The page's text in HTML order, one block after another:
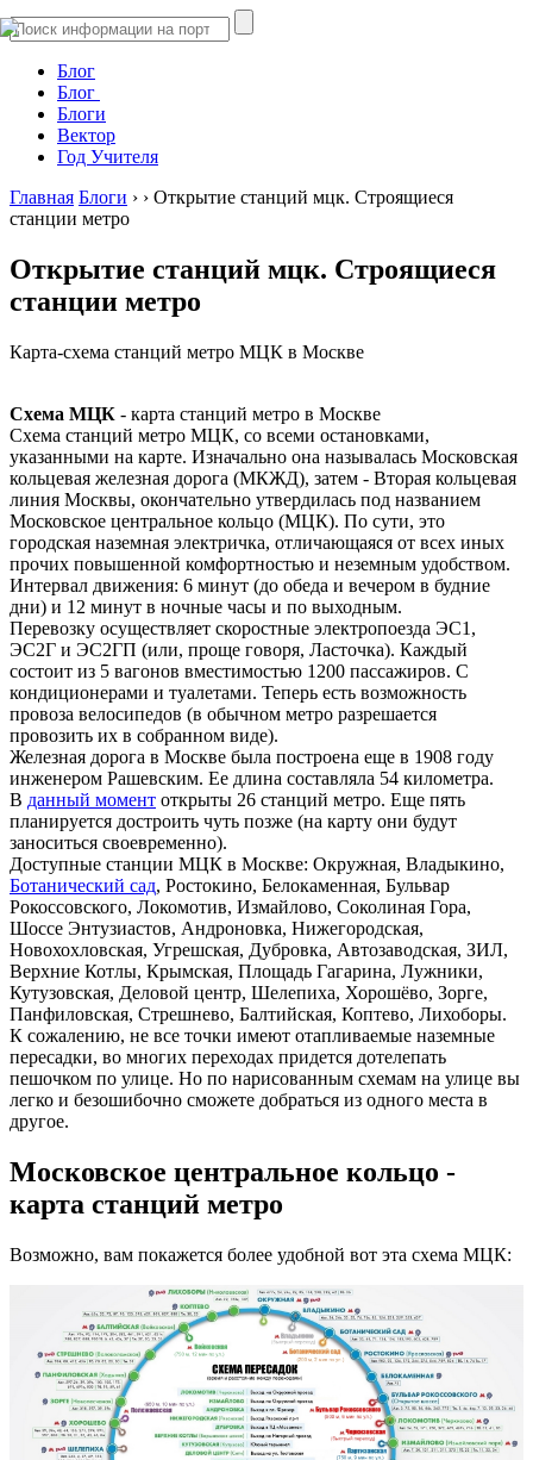
Блог
Блог
Блоги
Вектор
Год Учителя
Главная Блоги › › Открытие станций мцк. Строящиеся
станции метро
Открытие станций мцк. Строящиеся
станции метро
Карта-схема станций метро МЦК в Москве
Схема МЦК - карта станций метро в Москве
Схема станций метро МЦК, со всеми остановками,
указанными на карте. Изначально она называлась Московская
кольцевая железная дорога (МКЖД), затем - Вторая кольцевая
линия Москвы, окончательно утвердилась под названием
Московское центральное кольцо (МЦК). По сути, это
городская наземная электричка, отличающаяся от всех иных
прочих повышенной комфортностью и неземным удобством.
Интервал движения: 6 минут (до обеда и вечером в будние
дни) и 12 минут в ночные часы и по выходным.
Перевозку осуществляет скоростные электропоезда ЭС1,
ЭС2Г и ЭС2ГП (или, проще говоря, Ласточка). Каждый
состоит из 5 вагонов вместимостью 1200 пассажиров. С
кондиционерами и туалетами. Теперь есть возможность
провоза велосипедов (в обычном метро разрешается
провозить их в собранном виде).
Железная дорога в Москве была построена еще в 1908 году
инженером Рашевским. Ее длина составляла 54 километра.
В данный момент открыты 26 станций метро. Еще пять
планируется достроить чуть позже (на карту они будут
заноситься своевременно).
Доступные станции МЦК в Москве: Окружная, Владыкино,
Ботанический сад, Ростокино, Белокаменная, Бульвар
Рокоссовского, Локомотив, Измайлово, Соколиная Гора,
Шоссе Энтузиастов, Андроновка, Нижегородская,
Новохохловская, Угрешская, Дубровка, Автозаводская, ЗИЛ,
Верхние Котлы, Крымская, Площадь Гагарина, Лужники,
Кутузовская, Деловой центр, Шелепиха, Хорошёво, Зорге,
Панфиловская, Стрешнево, Балтийская, Коптево, Лихоборы.
К сожалению, не все точки имеют отапливаемые наземные
пересадки, во многих переходах придется дотелепать
пешочком по улице. Но по нарисованным схемам на улице вы
легко и безошибочно сможете добраться из одного места в
другое.
Московское центральное кольцо -
карта станций метро
Возможно, вам покажется более удобной вот эта схема МЦК: